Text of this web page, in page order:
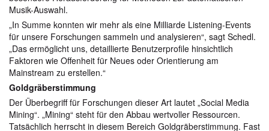
Musik-Auswahl.
„In Summe konnten wir mehr als eine Milliarde Listening-Events
für unsere Forschungen sammeln und analysieren“, sagt Schedl.
„Das ermöglicht uns, detaillierte Benutzerprofile hinsichtlich
Faktoren wie Offenheit für Neues oder Orientierung am
Mainstream zu erstellen.“
Goldgräberstimmung
Der Überbegriff für Forschungen dieser Art lautet „Social Media
Mining“. „Mining“ steht für den Abbau wertvoller Ressourcen.
Tatsächlich herrscht in diesem Bereich Goldgräberstimmung. Fast